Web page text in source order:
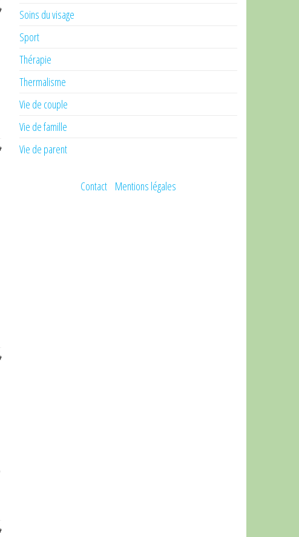
Soins du visage
Sport
Thérapie
Thermalisme
Vie de couple
Vie de famille
Vie de parent
Contact Mentions légales